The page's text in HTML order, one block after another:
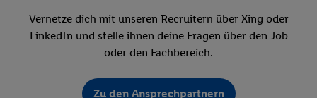
Vernetze dich mit unseren Recruitern über Xing oder
LinkedIn und stelle ihnen deine Fragen über den Job
oder den Fachbereich.
Zu den Ansprechpartnern